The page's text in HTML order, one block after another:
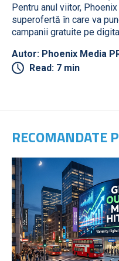
Pentru anul viitor,
superofertă în care va
campanii gratuite pe
Autor: Phoenix Media
Read: 7 min
RECOMANDATE